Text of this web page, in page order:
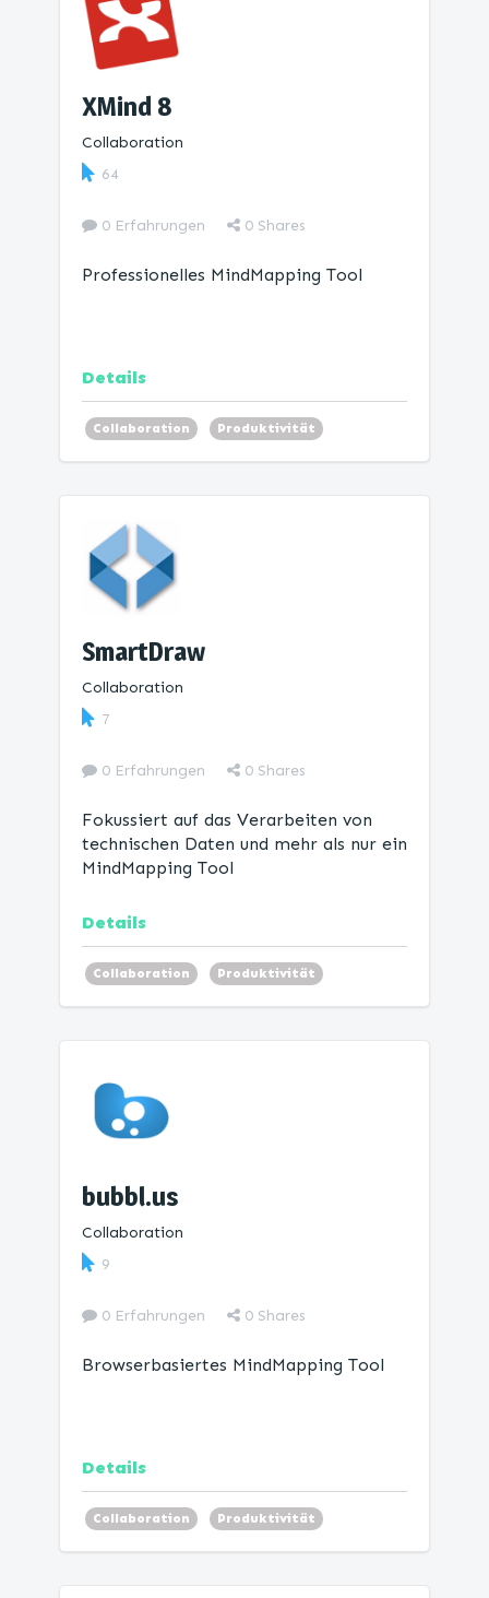
XMind 8
Collaboration
64
0 Erfahrungen 0 Shares
Professionelles MindMapping Tool
Details
Collaboration Produktivität
Mind Map
SmartDraw
Collaboration
7
0 Erfahrungen 0 Shares
Fokussiert auf das Verarbeiten von
technischen Daten und mehr als nur ein
MindMapping Tool
Details
Collaboration Produktivität
Mind Map
bubbl.us
Collaboration
9
0 Erfahrungen 0 Shares
Browserbasiertes MindMapping Tool
Details
Collaboration Produktivität
Mind Map